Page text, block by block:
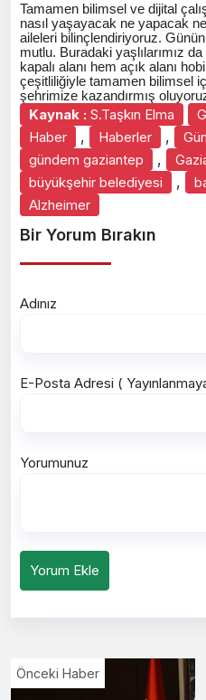
Tamamen bilimsel ve dijital
nasıl yaşayacak ne yapacak
aileleri bilinçlendiriyoruz.
mutlu. Buradaki yaşlılarımız
kapalı alanı hem açık alanı
çeşitliliğiyle tamamen bilimsel
şehrimize kazandırmış
Kaynak : S.Taşkın Elma
Haber , Haberler ,
gündem gaziantep ,
büyükşehir belediyesi ,
Alzheimer
Bir Yorum Bırakın
Adınız
E-Posta Adresi (
Yorumunuz
Yorum Ekle
Önceki Haber